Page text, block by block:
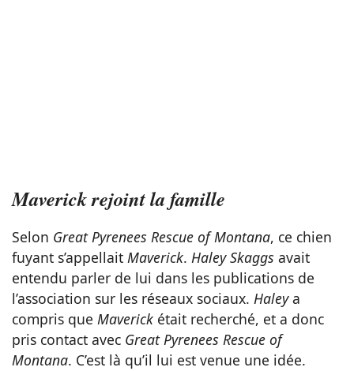
Maverick rejoint la famille
Selon Great Pyrenees Rescue of Montana, ce chien
fuyant s’appellait Maverick. Haley Skaggs avait
entendu parler de lui dans les publications de
l’association sur les réseaux sociaux. Haleya
compris que Maverick était recherché, et a donc
pris contact avec Great Pyrenees Rescue of
Montana. C’est là qu’il lui est venue une idée.